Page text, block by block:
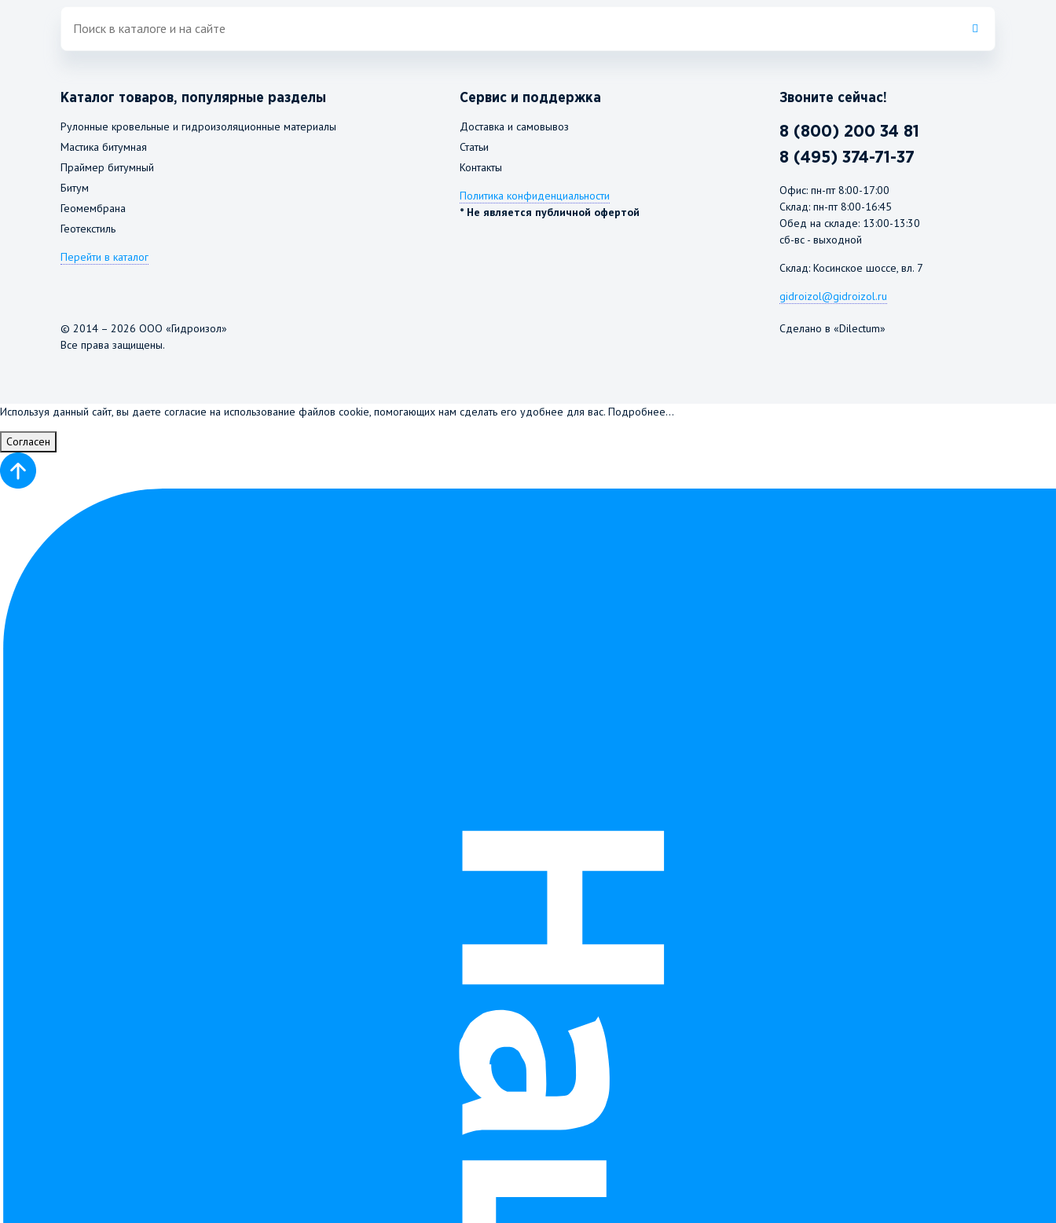
Каталог товаров, популярные разделы
Рулонные кровельные и гидроизоляционные материалы
Мастика битумная
Праймер битумный
Битум
Геомембрана
Геотекстиль
Перейти в каталог
Сервис и поддержка
Доставка и самовывоз
Статьи
Контакты
Политика конфиденциальности
* Не является публичной офертой
Звоните сейчас!
8 (800) 200 34 81
8 (495) 374-71-37
Офис: пн-пт 8:00-17:00
Склад: пн-пт 8:00-16:45
Обед на складе: 13:00-13:30
сб-вс - выходной
Склад: Косинское шоссе, вл. 7
gidroizol@gidroizol.ru
© 2014 – 2026 ООО «Гидроизол»
Все права защищены.
Сделано в «Dilectum»
Используя данный сайт, вы даете согласие на использование файлов cookie, помогающих нам сделать его удобнее для вас. Подробнее...
Согласен